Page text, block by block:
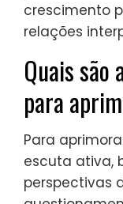
crescimento
relações
Quais são
para
Para
escuta ativa,
perspectivas